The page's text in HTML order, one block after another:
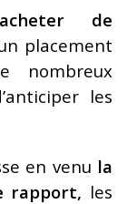
de
placement
nombreux
les
en venu la
rapport, les